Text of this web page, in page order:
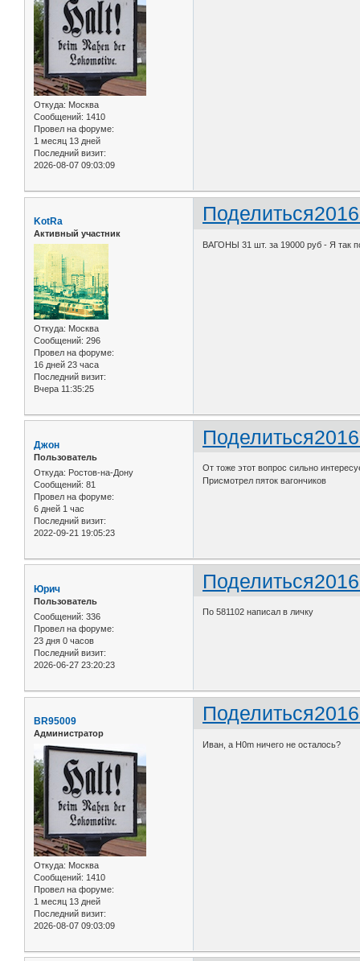
Откуда: Москва
Сообщений: 1410
Провел на форуме:
1 месяц 13 дней
Последний визит:
2026-08-07 09:03:09
Поделиться
KotRa
Активный участник
Откуда: Москва
Сообщений: 296
Провел на форуме:
16 дней 23 часа
Последний визит:
Вчера 11:35:25
ВАГОНЫ 31 шт. за 19000 руб - Я так
Поделиться
Джон
Пользователь
Откуда: Ростов-на-Дону
Сообщений: 81
Провел на форуме:
6 дней 1 час
Последний визит:
2022-09-21 19:05:23
От тоже этот вопрос сильно
Присмотрел пяток вагончиков
Поделиться
Юрич
Пользователь
Сообщений: 336
Провел на форуме:
23 дня 0 часов
Последний визит:
2026-06-27 23:20:23
По 581102 написал в личку
Поделиться
BR95009
Администратор
Откуда: Москва
Сообщений: 1410
Провел на форуме:
1 месяц 13 дней
Последний визит:
2026-08-07 09:03:09
Иван, а H0m ничего не осталось?